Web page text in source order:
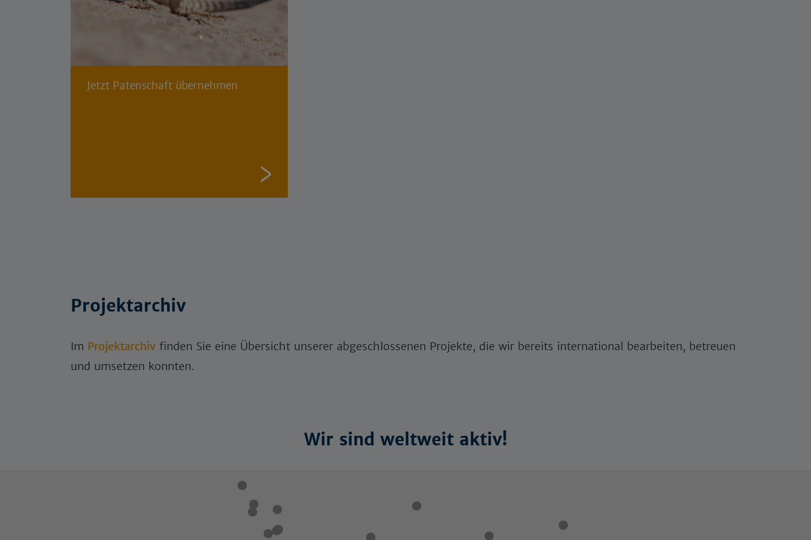
Jetzt Patenschaft übernehmen
Projektarchiv
Im Projektarchiv finden Sie eine Übersicht unserer abgeschlossenen Projekte, die wir bereits international bearbeiten, betreuen
und umsetzen konnten.
Wir sind weltweit aktiv!